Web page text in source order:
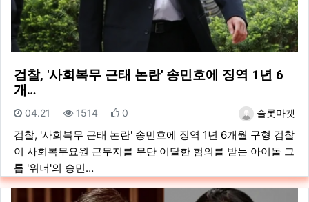
검찰, '사회복무 근태 논란' 송민호에 징역 1년 6
개…
등록자슬롯마켓
등록일
04.21 조회
1514 추천
0
검찰, '사회복무 근태 논란' 송민호에 징역 1년 6개월 구형 검찰
이 사회복무요원 근무지를 무단 이탈한 혐의를 받는 아이돌 그
룹 '위너'의 송민…